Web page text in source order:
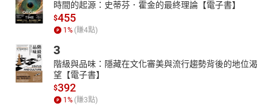
時間的起源：史蒂芬．霍金的最終理論【電子書】
$455
1 % (賺4點)
3
階級與品味：隱藏在文化審美與流行趨勢背後的地位渴
望【電子書】
$392
1 % (賺3點)